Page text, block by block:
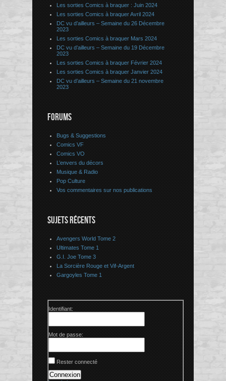
Les sorties Comics à braquer : Juin 2024
Les sorties Comics à braquer Avril 2024
DC vu d’ailleurs – Semaine du 26 Décembre
2023
Les sorties Comics à braquer Mars 2024
DC vu d’ailleurs – Semaine du 19 Décembre
2023
Les sorties Comics à braquer Février 2024
Les sorties Comics à braquer Janvier 2024
DC vu d’ailleurs – Semaine du 21 novembre
2023
FORUMS
Bugs & Suggestions
Comics VF
Comics VO
L’envers du décors
Musique & Radio
Pop Culture
Vos commentaires sur nos publications
SUJETS RÉCENTS
Avengers World Tome 2
Ultimates Tome 1
G.I. Joe Tome 3
La Sorcière Rouge et Vif-Argent
Gargoyles Tome 1
Identifiant:
Mot de passe:
Rester connecté
Connexion